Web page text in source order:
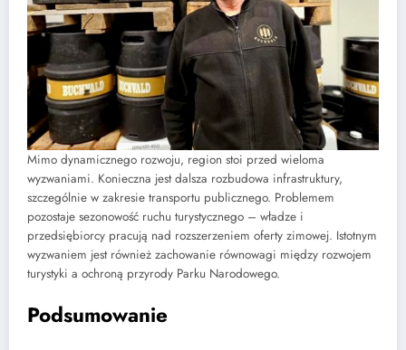
Mimo dynamicznego rozwoju, region stoi przed wieloma
wyzwaniami. Konieczna jest dalsza rozbudowa infrastruktury,
szczególnie w zakresie transportu publicznego. Problemem
pozostaje sezonowość ruchu turystycznego – władze i
przedsiębiorcy pracują nad rozszerzeniem oferty zimowej. Istotnym
wyzwaniem jest również zachowanie równowagi między rozwojem
turystyki a ochroną przyrody Parku Narodowego.
Podsumowanie